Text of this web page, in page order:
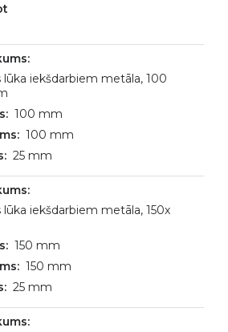
lūka iekšdarbiem metāla, 100
100 mm
100 mm
25 mm
lūka iekšdarbiem metāla, 150x
150 mm
150 mm
25 mm